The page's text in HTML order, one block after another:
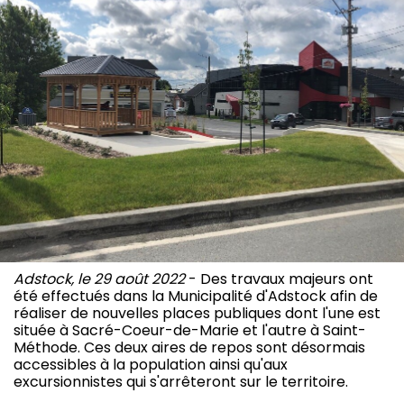
Adstock, le 29 août 2022- Des travaux majeurs ont
été effectués dans la Municipalité d'Adstock afin de
réaliser de nouvelles places publiques dont l'une est
située à Sacré-Coeur-de-Marie et l'autre à Saint-
Méthode. Ces deux aires de repos sont désormais
accessibles à la population ainsi qu'aux
excursionnistes qui s'arrêteront sur le territoire.